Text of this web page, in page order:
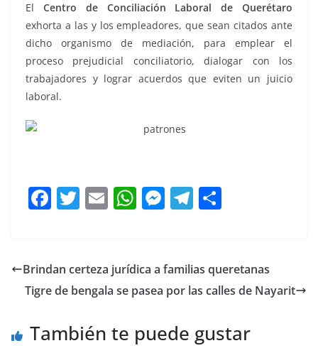
El Centro de Conciliación Laboral de Querétaro
exhorta a las y los empleadores, que sean citados ante
dicho organismo de mediación, para emplear el
proceso prejudicial conciliatorio, dialogar con los
trabajadores y lograr acuerdos que eviten un juicio
laboral.
F
e
b
o
T
er
E
l
W
s
A
p
M
e
n
er
T
gr
a
p
ar
Brindan certeza jurídica a familias queretanas
Tigre de bengala se pasea por las calles de Nayarit
También te puede gustar